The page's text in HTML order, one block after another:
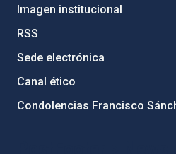
Imagen institucional
RSS
Sede electrónica
Canal ético
Condolencias Francisco